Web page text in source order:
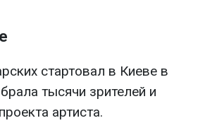
стартовал в Киеве в
тысячи зрителей и
артиста.